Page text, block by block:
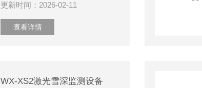
更新时间：2026-02-11
查看详情
WX-XS2激光雪深监测设备